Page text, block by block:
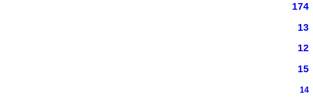
174
13
12
15
14